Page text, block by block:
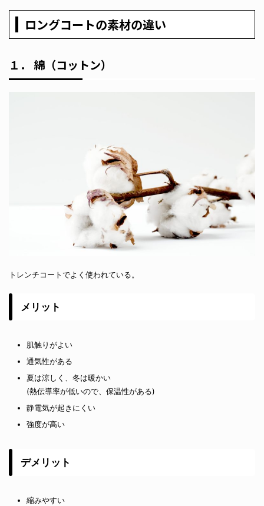
ロングコートの素材の違い
１． 綿（コットン）
トレンチコートでよく使われている。
メリット
肌触りがよい
通気性がある
夏は涼しく、冬は暖かい
(熱伝導率が低いので、保温性がある)
静電気が起きにくい
強度が高い
デメリット
縮みやすい